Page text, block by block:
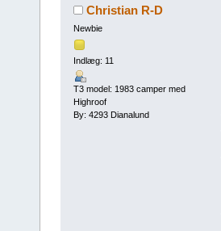
Christian R-D
Newbie
Indlæg: 11
T3 model: 1983 camper med
Highroof
By: 4293 Dianalund